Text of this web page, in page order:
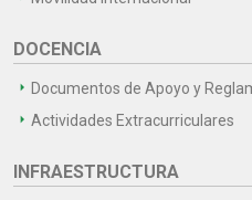
DOCENCIA
Documentos de Apoyo y
Actividades Extracurriculares
INFRAESTRUCTURA